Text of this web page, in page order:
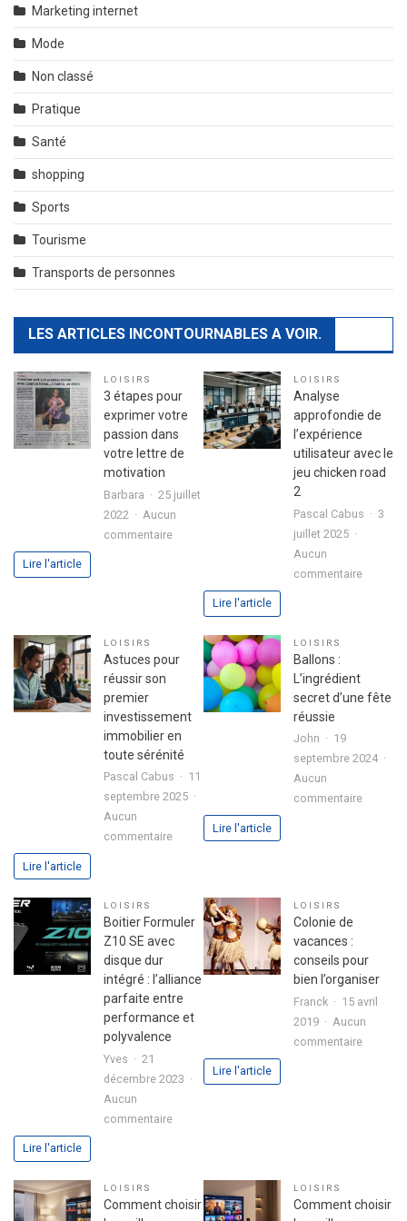
Marketing internet
Mode
Non classé
Pratique
Santé
shopping
Sports
Tourisme
Transports de personnes
LES ARTICLES INCONTOURNABLES A VOIR.
LOISIRS
3 étapes pour
exprimer votre
passion dans
votre lettre de
motivation
Barbara
25 juillet
2022
Aucun
commentairesur
exprimer
passion
lettre
de
motivation
Lire l'article
LOISIRS
Analyse
approfondie de
l’expérience
utilisateur avec le
jeu chicken road
2
Pascal Cabus
3
juillet 2025
Aucun
commentairesur
avec
chicken
Lire l'article
LOISIRS
Astuces pour
réussir son
premier
investissement
immobilier en
toute sérénité
Pascal Cabus
11
septembre 2025
Aucun
commentairesur
réussir
son
premier
investissement
immobilier
en
toute
Lire l'article
LOISIRS
Ballons :
L’ingrédient
secret d’une fête
réussie
John
19
septembre 2024
Aucun
commentairesur
Lire l'article
LOISIRS
Boitier Formuler
Z10 SE avec
disque dur
intégré : l’alliance
parfaite entre
performance et
polyvalence
Yves
21
décembre 2023
Aucun
commentairesur
SE
Lire l'article
LOISIRS
Colonie de
vacances :
conseils pour
bien l’organiser
Franck
15 avril
2019
Aucun
commentairesur
Lire l'article
LOISIRS
Comment choisir
LOISIRS
Comment choisir